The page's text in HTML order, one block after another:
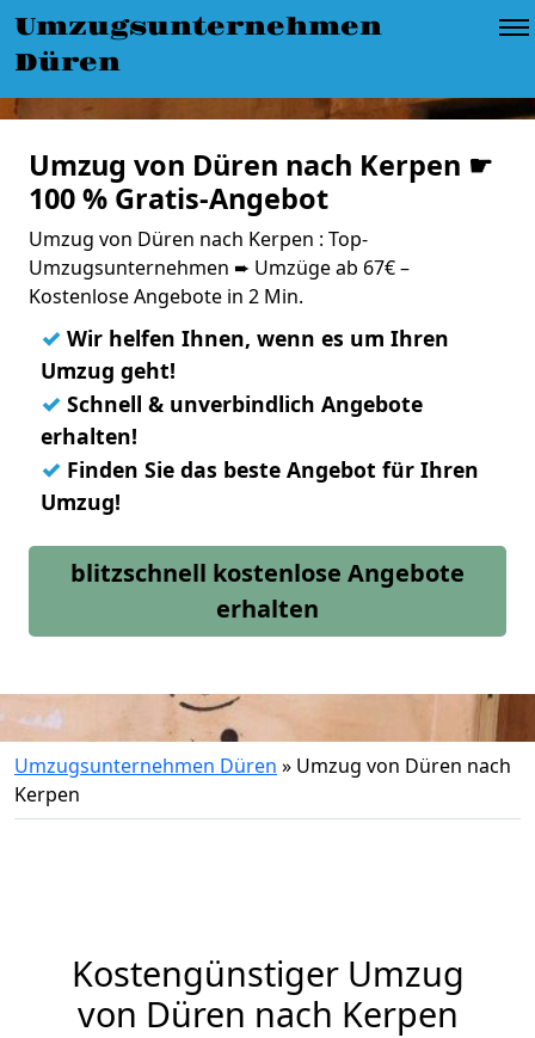
Umzugsunternehmen
Düren
Umzug von Düren nach Kerpen ☛
100 % Gratis-Angebot
Umzug von Düren nach Kerpen : Top-
Umzugsunternehmen ➨ Umzüge ab 67€ –
Kostenlose Angebote in 2 Min.
✓ Wir helfen Ihnen, wenn es um Ihren
Umzug geht!
✓ Schnell & unverbindlich Angebote
erhalten!
✓ Finden Sie das beste Angebot für Ihren
Umzug!
blitzschnell kostenlose Angebote
erhalten
Umzugsunternehmen Düren » Umzug von Düren nach
Kerpen
Kostengünstiger Umzug
von Düren nach Kerpen